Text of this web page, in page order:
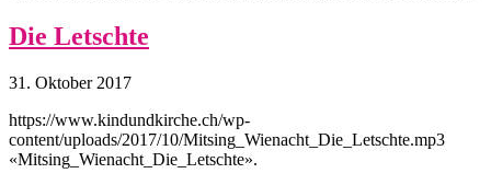
Die Letschte
31. Oktober 2017
https://www.kindundkirche.ch/wp-
content/uploads/2017/10/Mitsing_Wienacht_Die_Letschte.mp3
«Mitsing_Wienacht_Die_Letschte».